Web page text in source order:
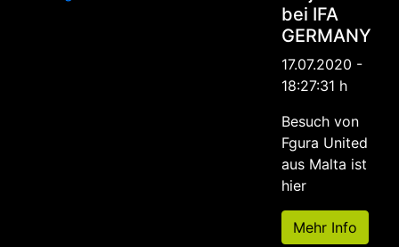
bei IFA
GERMANY
17.07.2020 -
18:27:31 h
Besuch von
Fgura United
aus Malta ist
hier
Mehr Info